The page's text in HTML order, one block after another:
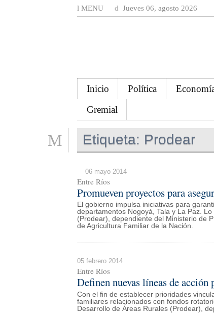
MENU Jueves 06, agosto 2026
Inicio Política
Gremial
Etiqueta: Prodear
06 mayo 2014
Entre Ríos
Promueven proyectos para
El gobierno impulsa iniciativas para
departamentos Nogoyá, Tala y La Paz.
(Prodear), dependiente del Ministerio de
de Agricultura Familiar de la Nación.
05 febrero 2014
Entre Ríos
Definen nuevas líneas de
Con el fin de establecer prioridades
familiares relacionados con fondos
Desarrollo de Áreas Rurales (Prodear),